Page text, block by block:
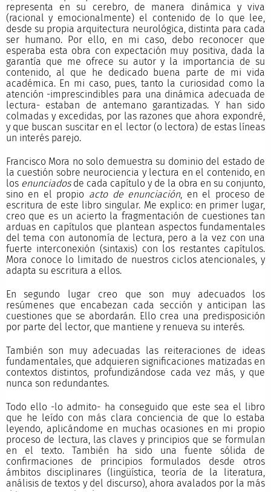
representa en su cerebro, de manera dinámica y viva
(racional y emocionalmente) el contenido de lo que lee,
desde su propia arquitectura neurológica, distinta para cada
ser humano. Por ello, en mi caso, debo reconocer que
esperaba esta obra con expectación muy positiva, dada la
garantía que me ofrece su autor y la importancia de su
contenido, al que he dedicado buena parte de mi vida
académica. En mi caso, pues, tanto la curiosidad como la
atención -imprescindibles para una dinámica adecuada de
lectura- estaban de antemano garantizadas. Y han sido
colmadas y excedidas, por las razones que ahora expondré,
y que buscan suscitar en el lector (o lectora) de estas líneas
un interés parejo.
Francisco Mora no solo demuestra su dominio del estado de
la cuestión sobre neurociencia y lectura en el contenido, en
los enunciadosde cada capítulo y de la obra en su conjunto,
sino en el propio acto de enunciación, en el proceso de
escritura de este libro singular. Me explico: en primer lugar,
creo que es un acierto la fragmentación de cuestiones tan
arduas en capítulos que plantean aspectos fundamentales
del tema con autonomía de lectura, pero a la vez con una
fuerte interconexión (sintaxis) con los restantes capítulos.
Mora conoce lo limitado de nuestros ciclos atencionales, y
adapta su escritura a ellos.
En segundo lugar creo que son muy adecuados los
resúmenes que encabezan cada sección y anticipan las
cuestiones que se abordarán. Ello crea una predisposición
por parte del lector, que mantiene y renueva su interés.
También son muy adecuadas las reiteraciones de ideas
fundamentales, que adquieren significaciones matizadas en
contextos distintos, profundizándose cada vez más, y que
nunca son redundantes.
Todo ello -lo admito- ha conseguido que este sea el libro
que he leído con más clara conciencia de que lo estaba
leyendo, aplicándome en muchas ocasiones en mi propio
proceso de lectura, las claves y principios que se formulan
en el texto. También ha sido una fuente sólida de
confirmaciones de principios formulados desde otros
ámbitos disciplinares (lingüística, teoría de la literatura,
análisis de textos y del discurso), ahora avalados por la más